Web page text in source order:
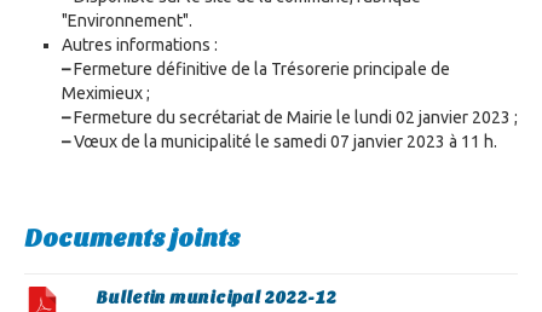
"Environnement".
Autres informations :
–Fermeture définitive de la Trésorerie principale de
Meximieux ;
–Fermeture du secrétariat de Mairie le lundi 02 janvier 2023 ;
–Vœux de la municipalité le samedi 07 janvier 2023 à 11 h.
Documents joints
Bulletin municipal 2022-12